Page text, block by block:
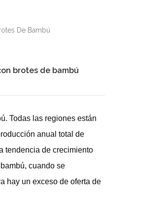
De Bambú
brotes de bambú
Todas las regiones están
anual total de
tendencia de crecimiento
cuando se
hay un exceso de oferta de